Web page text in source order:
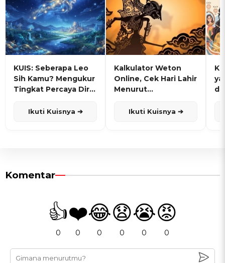
KUIS: Seberapa Leo
Sih Kamu? Mengukur
Tingkat Percaya Diri
Ikuti Kuisnya ➔
Kalkulator Weton
Online, Cek Hari Lahir
Menurut
Ikuti Kuisnya ➔
Komentar
👍
0
❤️
0
😂
0
😧
0
😭
0
😡
0